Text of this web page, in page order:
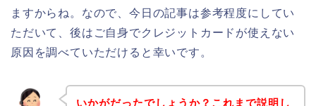
ますからね。なので、今日の記事は参考程度にしてい
ただいて、後はご自身でクレジットカードが使えない
原因を調べていただけると幸いです。
いかがだったでしょうか？これまで説明し